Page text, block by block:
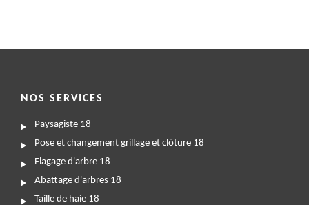
NOS SERVICES
Paysagiste 18
Pose et changement grillage et clôture 18
Elagage d'arbre 18
Abattage d'arbres 18
Taille de haie 18